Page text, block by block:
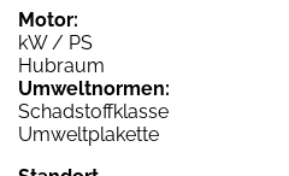
Motor:
kW / PS
Hubraum
Umweltnormen:
Schadstoffklasse
Umweltplakette